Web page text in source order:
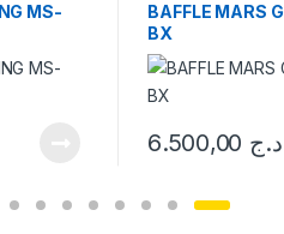
MS-
BAFFLE MARS
BX
د.ج